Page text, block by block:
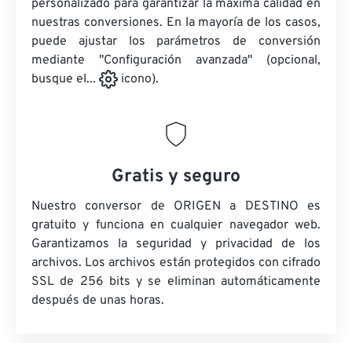
personalizado para garantizar la máxima calidad en
nuestras conversiones. En la mayoría de los casos,
puede ajustar los parámetros de conversión
mediante "Configuración avanzada" (opcional,
busque el...
icono).
Gratis y seguro
Nuestro conversor de ORIGEN a DESTINO es
gratuito y funciona en cualquier navegador web.
Garantizamos la seguridad y privacidad de los
archivos. Los archivos están protegidos con cifrado
SSL de 256 bits y se eliminan automáticamente
después de unas horas.